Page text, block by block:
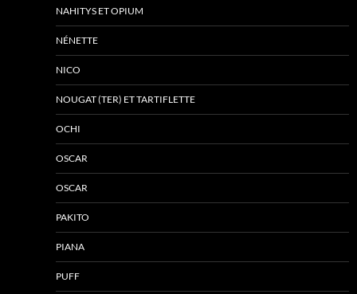
NAHITYS ET OPIUM
NÉNETTE
NICO
NOUGAT (TER) ET TARTIFLETTE
OCHI
OSCAR
OSCAR
PAKITO
PIANA
PUFF